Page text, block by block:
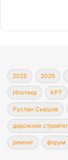
2025 2026
Ипотека КРТ
Руслан Сырцов
дорожное
ремонт форум